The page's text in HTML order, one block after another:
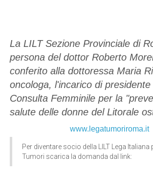
La LILT Sezione Provinciale di
persona del dottor Roberto
conferito alla dottoressa Maria
oncologa, l'incarico di presidente
Consulta Femminile per la
salute delle donne del Litorale
www.legatumoriroma.it
Per diventare socio della LILT Lega Italiana
Tumori scarica la domanda dal link: